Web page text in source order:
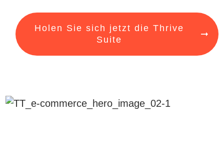
Holen Sie sich jetzt die Thrive
Suite